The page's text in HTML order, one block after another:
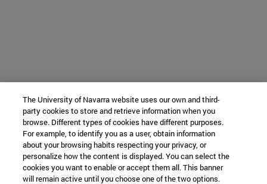
The University of Navarra website uses our own and third-
party cookies to store and retrieve information when you
browse. Different types of cookies have different purposes.
For example, to identify you as a user, obtain information
about your browsing habits respecting your privacy, or
personalize how the content is displayed. You can select the
cookies you want to enable or accept them all. This banner
will remain active until you choose one of the two options.